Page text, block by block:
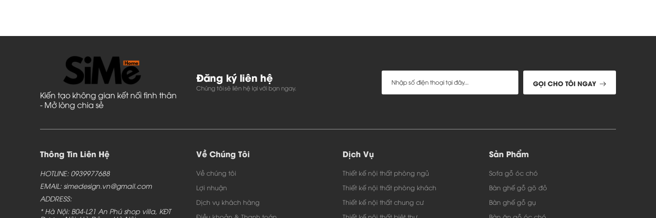
*Tất cả sản phẩm sẽ được nội thất Toàn Cầu bảo
GIỚI THIỆU THÊM VỀ MẪU BÀN GỖ UỐNG TRÀGIÁ RẺ - TC444
Kiến tạo không gian kết nối tình thân
- Mở lòng chia sẻ
Đăng ký liên hệ
Chúng tôi sẽ liên hệ lại với bạn ngay.
GỌI CHO TÔI NGAY
Thông Tin Liên Hệ
HOTLINE: 0939977688
EMAIL: simedesign.vn@gmail.com
ADDRESS:
* Hà Nội: B04-L21 An Phú shop villa, KĐT
Về Chúng Tôi
Về chúng tôi
Lợi nhuận
Dịch vụ khách hàng
Dịch Vụ
Thiết kế nội thất phòng ngủ
Thiết kế nội thất phòng khách
Thiết kế nội thất chung cư
Sản Phẩm
Sofa gỗ óc chó
Bàn ghế gỗ gõ đỏ
Bàn ghế gỗ gụ